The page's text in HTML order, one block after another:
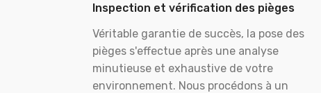
Inspection et vérification des pièges
Véritable garantie de succès, la pose des
pièges s'effectue après une analyse
minutieuse et exhaustive de votre
environnement. Nous procédons à un